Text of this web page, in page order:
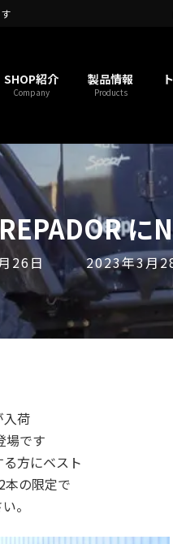
SHOP紹介
Company
製品情報
Products
26日
最
終
更
新
日
2023年3月
荷
場です
方にベスト
の限定で
。